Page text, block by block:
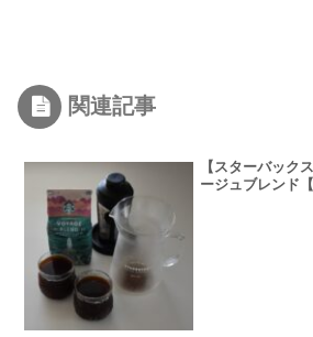
関連記事
【スターバック
ージュブレンド